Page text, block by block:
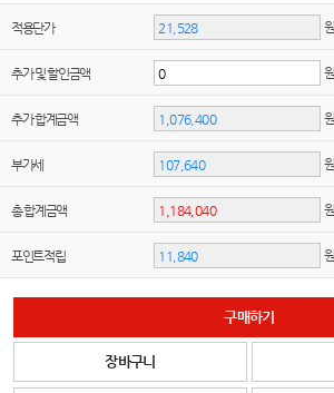
적용단가 원
추가 및 할인금액 원
추가 합계금액 원
부가세 원
총 합계금액 원
포인트적립 원
구매하기
장바구니